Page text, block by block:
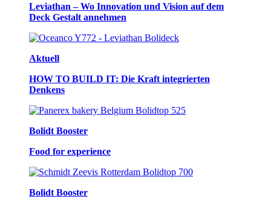
Leviathan – Wo Innovation und Vision auf dem
Deck Gestalt annehmen
Aktuell
HOW TO BUILD IT: Die Kraft integrierten
Denkens
Bolidt Booster
Food for experience
Bolidt Booster